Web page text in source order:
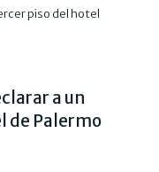
piso del hotel
a un
de Palermo